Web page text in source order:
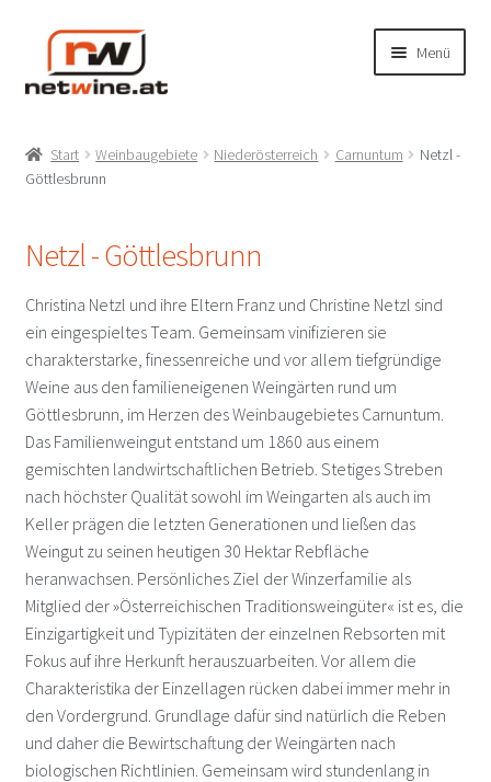
Zur
Navigation
springen
Zum
Inhalt
springen
Menü
öffnen
Produzenten
A-NOBIS Norbert Szigeti – Gols
Achs Paul – Gols
Achs Werner – Gols
Artner – Deutschkreutz
Bayer Erbhof – Donnerskirchen
Bayer Heribert – Neckenmarkt
Böheim – Arbesthal
Bründlmayer – Langenlois
Ernst – Deutschkreutz
Ernsthofer – Wösendorf
Start Weinbaugebiete Niederösterreich Carnuntum
Netzl -
Göttlesbrunn
Netzl - Göttlesbrunn
Christina Netzl und ihre Eltern Franz und Christine Netzl sind
ein eingespieltes Team. Gemeinsam vinifizieren sie
charakterstarke, finessenreiche und vor allem tiefgründige
Weine aus den familieneigenen Weingärten rund um
Göttlesbrunn, im Herzen des Weinbaugebietes Carnuntum.
Das Familienweingut entstand um 1860 aus einem
gemischten landwirtschaftlichen Betrieb. Stetiges Streben
nach höchster Qualität sowohl im Weingarten als auch im
Keller prägen die letzten Generationen und ließen das
Weingut zu seinen heutigen 30 Hektar Rebfläche
heranwachsen. Persönliches Ziel der Winzerfamilie als
Mitglied der »Österreichischen Traditionsweingüter« ist es, die
Einzigartigkeit und Typizitäten der einzelnen Rebsorten mit
Fokus auf ihre Herkunft herauszuarbeiten. Vor allem die
Charakteristika der Einzellagen rücken dabei immer mehr in
den Vordergrund. Grundlage dafür sind natürlich die Reben
und daher die Bewirtschaftung der Weingärten nach
biologischen Richtlinien. Gemeinsam wird stundenlang in